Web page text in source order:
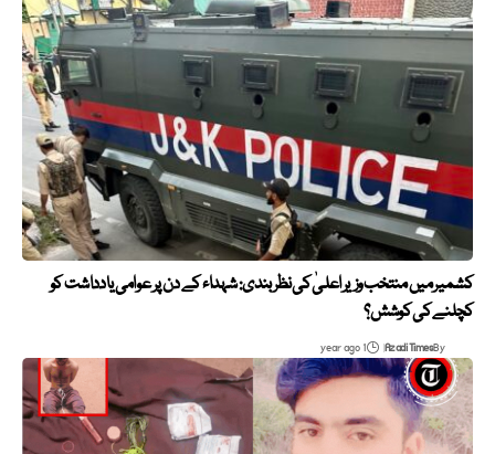
کشمیر میں منتخب وزیر اعلیٰ کی نظر بندی: شہداء کے دن پر عوامی یادداشت کو
کچلنے کی کوشش؟
By
Azadi Times
1 year ago